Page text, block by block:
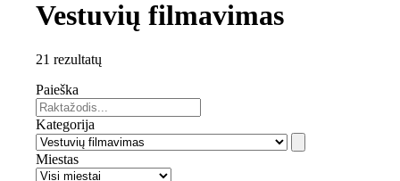
Vestuvių filmavimas
21 rezultatų
Paieška
Kategorija
Miestas